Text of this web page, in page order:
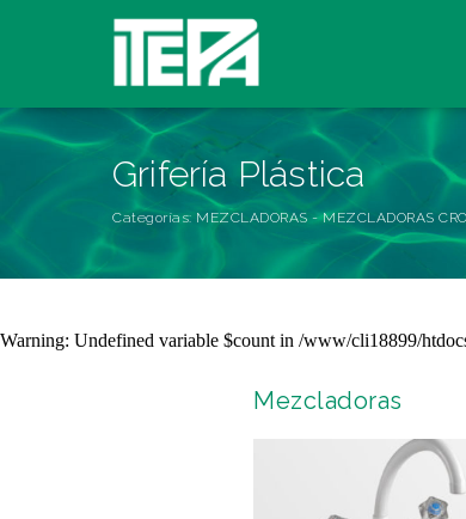
Grifería Plástica
Categorías: MEZCLADORAS MEZCLADORAS
Warning: Undefined variable $count in /www/cli18899/
Mezcladoras